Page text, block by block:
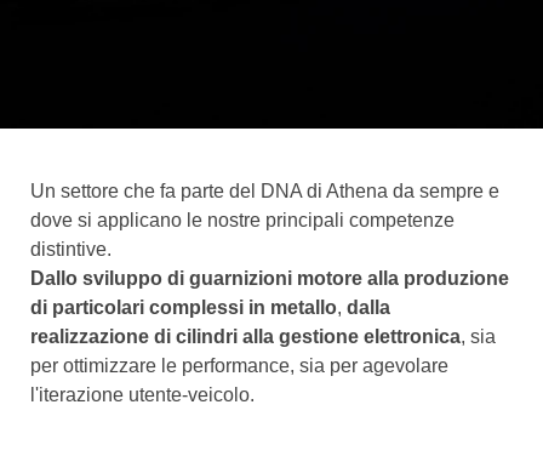
Un settore che fa parte del DNA di Athena da sempre e
dove si applicano le nostre principali competenze
distintive.
Dallo sviluppo di guarnizioni motore alla produzione
di particolari complessi in metallo, dalla
realizzazione di cilindri alla gestione elettronica, sia
per ottimizzare le performance, sia per agevolare
l'iterazione utente-veicolo.